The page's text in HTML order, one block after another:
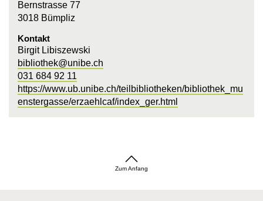
Bernstrasse 77
3018 Bümpliz
Kontakt
Birgit Libiszewski
bibliothek@unibe.ch
031 684 92 11
https://www.ub.unibe.ch/teilbibliotheken/bibliothek_mu
enstergasse/erzaehlcaf/index_ger.html
Zum Anfang